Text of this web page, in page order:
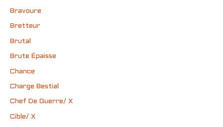
Bravoure
Bretteur
Brutal
Brute Épaisse
Chance
Charge Bestial
Chef De Guerre/ X
Cible/ X